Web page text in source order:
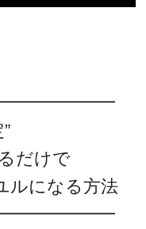
定”
だけで
ルになる方法